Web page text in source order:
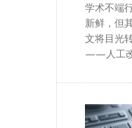
学术不端
新鲜，但
文将目光
——人工